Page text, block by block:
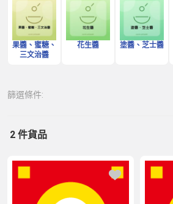
果醬、蜜糖、
三文治醬
花生醬 塗醬、芝士醬
篩選條件:
2 件貨品